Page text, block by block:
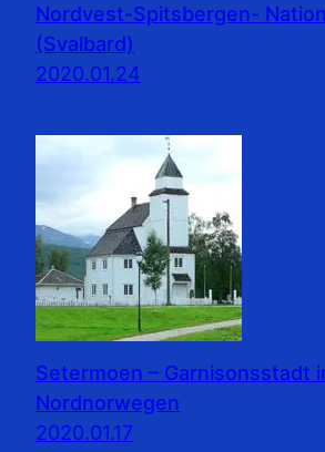
Nordvest-Spitsbergen-
(Svalbard)
2020.01.24
Setermoen – Garnisonsstadt
Nordnorwegen
2020.01.17